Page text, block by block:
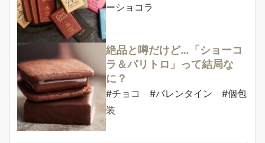
ーショコラ
絶品と噂だけど…「ショーコ
ラ＆パリトロ」って結局な
に？
#チョコ #バレンタイン #個包
装